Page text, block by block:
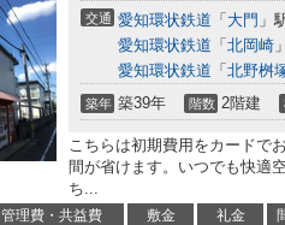
交通 愛知環状鉄道 「 大門 」
愛知環状鉄道 「 北岡崎
愛知環状鉄道 「 北野桝
築年 築39年 階数 2階建
こちらは初期費用をカードで
間が省けます。いつでも快適
ち...
管理費・共益費 敷金 礼金